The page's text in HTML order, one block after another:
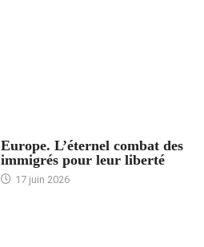
Europe. L’éternel combat des
immigrés pour leur liberté
17 juin 2026